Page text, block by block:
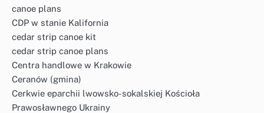
canoe plans
CDP w stanie Kalifornia
cedar strip canoe kit
cedar strip canoe plans
Centra handlowe w Krakowie
Ceranów (gmina)
Cerkwie eparchii lwowsko-sokalskiej Kościoła
Prawosławnego Ukrainy